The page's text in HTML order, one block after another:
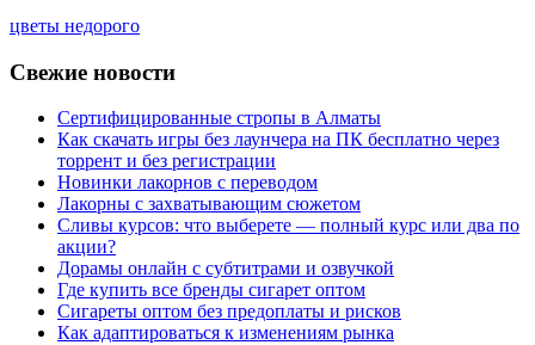
цветы недорого
Свежие новости
Сертифицированные стропы в Алматы
Как скачать игры без лаунчера на ПК бесплатно через
торрент и без регистрации
Новинки лакорнов с переводом
Лакорны с захватывающим сюжетом
Сливы курсов: что выберете — полный курс или два по
акции?
Дорамы онлайн с субтитрами и озвучкой
Где купить все бренды сигарет оптом
Сигареты оптом без предоплаты и рисков
Как адаптироваться к изменениям рынка